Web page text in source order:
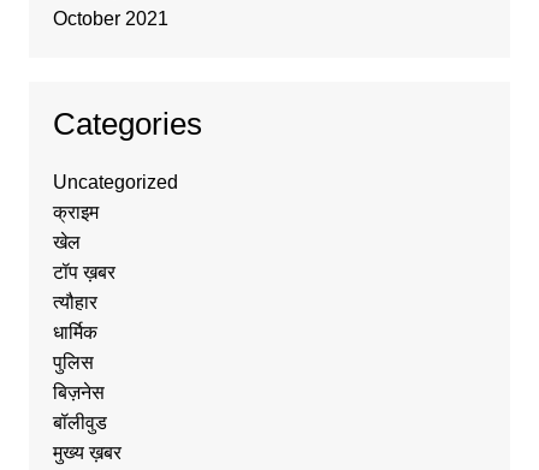
October 2021
Categories
Uncategorized
क्राइम
खेल
टॉप ख़बर
त्यौहार
धार्मिक
पुलिस
बिज़नेस
बॉलीवुड
मुख्य ख़बर